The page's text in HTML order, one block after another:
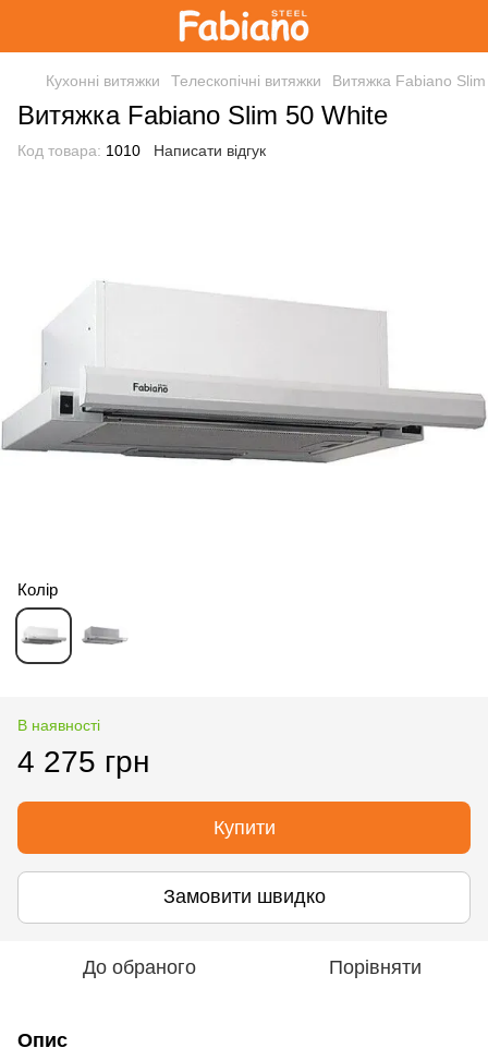
Кухонні витяжки Телескопічні витяжки Витяжка Fabiano
Витяжка Fabiano Slim 50 White
Код товара: 1010 Написати відгук
Колір
В наявності
4 275 грн
Купити
Замовити швидко
До обраного Порівняти
Опис